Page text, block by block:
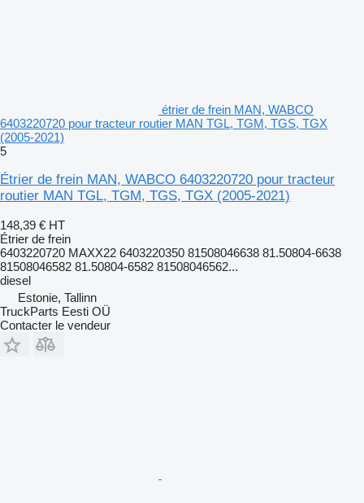
étrier de frein MAN, WABCO
6403220720 pour tracteur routier MAN TGL, TGM, TGS, TGX
(2005-2021)
5
Étrier de frein MAN, WABCO 6403220720 pour tracteur
routier MAN TGL, TGM, TGS, TGX (2005-2021)
148,39 € HT
Étrier de frein
6403220720 MAXX22 6403220350 81508046638 81.50804-6638
81508046582 81.50804-6582 81508046562...
diesel
Estonie, Tallinn
TruckParts Eesti OÜ
Contacter le vendeur